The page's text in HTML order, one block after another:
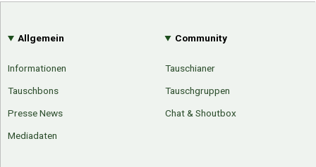
Allgemein
Informationen
Tauschbons
Presse News
Mediadaten
Community
Tauschianer
Tauschgruppen
Chat & Shoutbox